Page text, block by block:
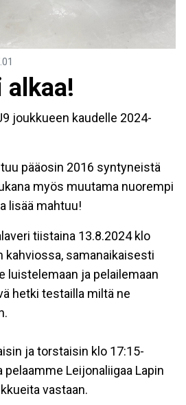
alkaa!
joukkueen kaudelle 2024-
pääosin 2016 syntyneistä
myös muutama nuorempi
lisää mahtuu!
tiistaina 13.8.2024 klo
kahviossa, samanaikaisesti
luistelemaan ja pelailemaan
hetki testailla miltä ne
ja torstaisin klo 17:15-
pelaamme Leijonaliigaa Lapin
vastaan.